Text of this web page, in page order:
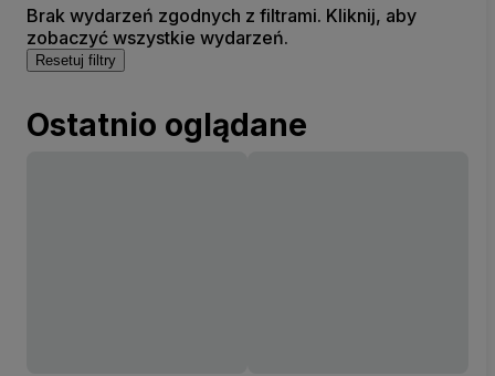
Brak wydarzeń zgodnych z filtrami. Kliknij, aby
zobaczyć wszystkie wydarzeń.
Resetuj filtry
Ostatnio oglądane